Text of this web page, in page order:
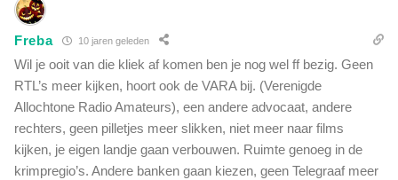
Freba 10 jaren geleden
Wil je ooit van die kliek af komen ben je nog wel ff bezig. Geen
RTL’s meer kijken, hoort ook de VARA bij. (Verenigde
Allochtone Radio Amateurs), een andere advocaat, andere
rechters, geen pilletjes meer slikken, niet meer naar films
kijken, je eigen landje gaan verbouwen. Ruimte genoeg in de
krimpregio’s. Andere banken gaan kiezen, geen Telegraaf meer